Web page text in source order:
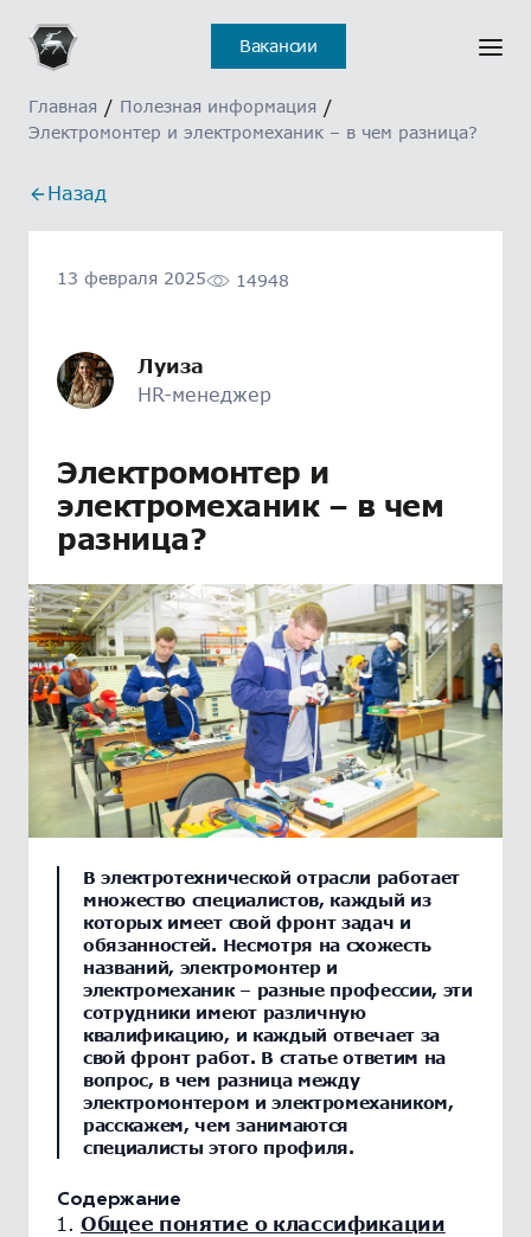
Вакансии
Главная / Полезная информация /
Электромонтер и электромеханик – в чем разница?
Назад
13 февраля 2025 14948
Луиза
HR-менеджер
Электромонтер и
электромеханик – в чем
разница?
В электротехнической отрасли работает
множество специалистов, каждый из
которых имеет свой фронт задач и
обязанностей. Несмотря на схожесть
названий, электромонтер и
электромеханик – разные профессии, эти
сотрудники имеют различную
квалификацию, и каждый отвечает за
свой фронт работ. В статье ответим на
вопрос, в чем разница между
электромонтером и электромехаником,
расскажем, чем занимаются
специалисты этого профиля.
Содержание
Общее понятие о классификации